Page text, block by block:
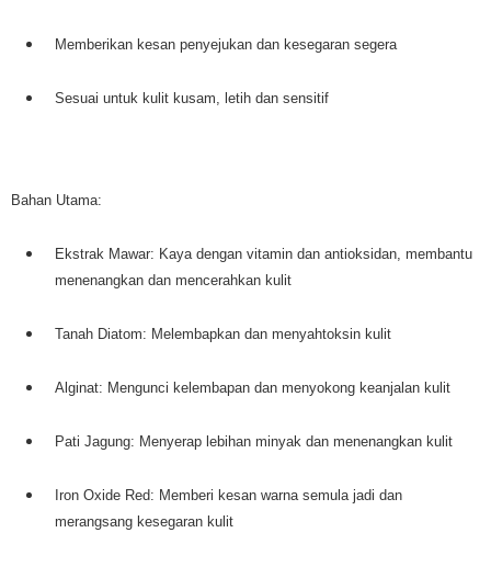
Memberikan kesan penyejukan dan kesegaran segera
Sesuai untuk kulit kusam, letih dan sensitif
Bahan Utama:
Ekstrak Mawar: Kaya dengan vitamin dan antioksidan, membantu
menenangkan dan mencerahkan kulit
Tanah Diatom: Melembapkan dan menyahtoksin kulit
Alginat: Mengunci kelembapan dan menyokong keanjalan kulit
Pati Jagung: Menyerap lebihan minyak dan menenangkan kulit
Iron Oxide Red: Memberi kesan warna semula jadi dan
merangsang kesegaran kulit